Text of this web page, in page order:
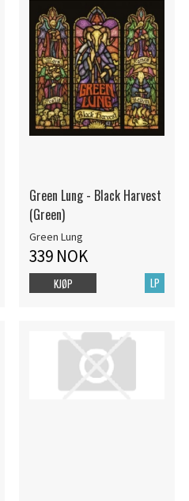
Green Lung - Black Harvest
(Green)
Green Lung
339 NOK
LP
KJØP